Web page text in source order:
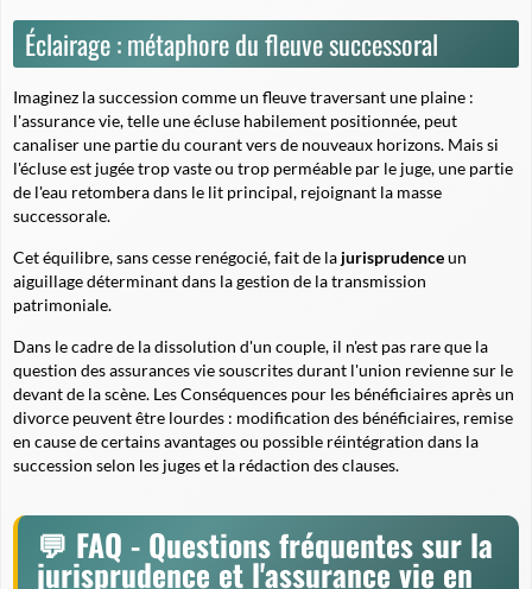
Éclairage : métaphore du fleuve successoral
Imaginez la succession comme un fleuve traversant une plaine :
l'assurance vie, telle une écluse habilement positionnée, peut
canaliser une partie du courant vers de nouveaux horizons. Mais si
l'écluse est jugée trop vaste ou trop perméable par le juge, une partie
de l'eau retombera dans le lit principal, rejoignant la masse
successorale.
Cet équilibre, sans cesse renégocié, fait de la jurisprudenceun
aiguillage déterminant dans la gestion de la transmission
patrimoniale.
Dans le cadre de la dissolution d'un couple, il n'est pas rare que la
question des assurances vie souscrites durant l'union revienne sur le
devant de la scène. Les Conséquences pour les bénéficiaires après un
divorce peuvent être lourdes : modification des bénéficiaires, remise
en cause de certains avantages ou possible réintégration dans la
succession selon les juges et la rédaction des clauses.
FAQ - Questions fréquentes sur la
jurisprudence et l'assurance vie en